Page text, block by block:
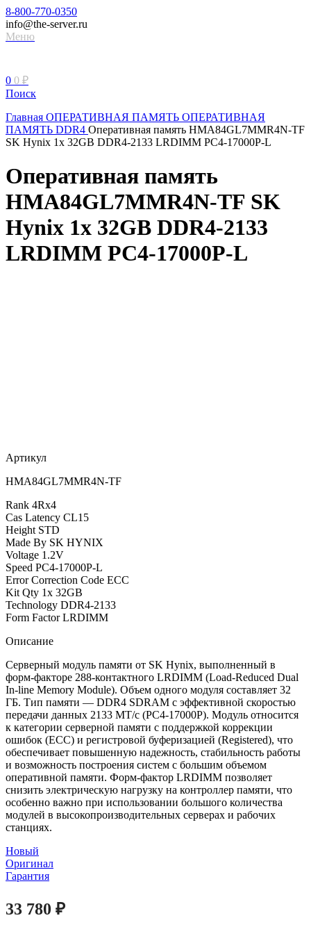
8-800-770-0350
info@the-server.ru
Меню
0 0 ₽
Поиск
Главная ОПЕРАТИВНАЯ ПАМЯТЬ ОПЕРАТИВНАЯ
ПАМЯТЬ DDR4 Оперативная память HMA84GL7MMR4N-TF
SK Hynix 1x 32GB DDR4-2133 LRDIMM PC4-17000P-L
Оперативная память
HMA84GL7MMR4N-TF SK
Hynix 1x 32GB DDR4-2133
LRDIMM PC4-17000P-L
Артикул
HMA84GL7MMR4N-TF
Rank 4Rx4
Cas Latency CL15
Height STD
Made By SK HYNIX
Voltage 1.2V
Speed PC4-17000P-L
Error Correction Code ECC
Kit Qty 1x 32GB
Technology DDR4-2133
Form Factor LRDIMM
Описание
Серверный модуль памяти от SK Hynix, выполненный в
форм-факторе 288-контактного LRDIMM (Load-Reduced Dual
In-line Memory Module). Объем одного модуля составляет 32
ГБ. Тип памяти — DDR4 SDRAM с эффективной скоростью
передачи данных 2133 МТ/с (PC4-17000P). Модуль относится
к категории серверной памяти с поддержкой коррекции
ошибок (ECC) и регистровой буферизацией (Registered), что
обеспечивает повышенную надежность, стабильность работы
и возможность построения систем с большим объемом
оперативной памяти. Форм-фактор LRDIMM позволяет
снизить электрическую нагрузку на контроллер памяти, что
особенно важно при использовании большого количества
модулей в высокопроизводительных серверах и рабочих
станциях.
Новый
Оригинал
Гарантия
33 780 ₽